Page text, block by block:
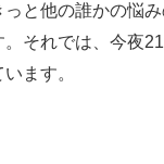
っと他の誰かの悩
それでは、今夜
ます。